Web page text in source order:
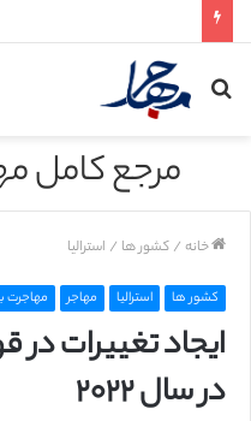
جستجو
مرجع کامل
خانه / کشور ها / استرالیا
کشور ها استرالیا مهاجر مهاجرت
ایجاد تغییرات در
در سال ۲۰۲۲